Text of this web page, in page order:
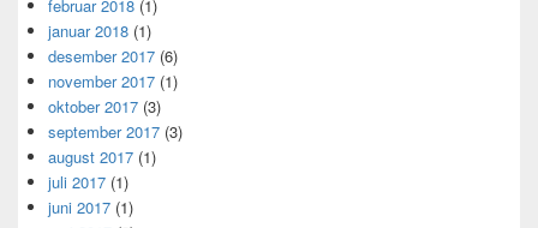
februar 2018 (1)
januar 2018 (1)
desember 2017 (6)
november 2017 (1)
oktober 2017 (3)
september 2017 (3)
august 2017 (1)
juli 2017 (1)
juni 2017 (1)